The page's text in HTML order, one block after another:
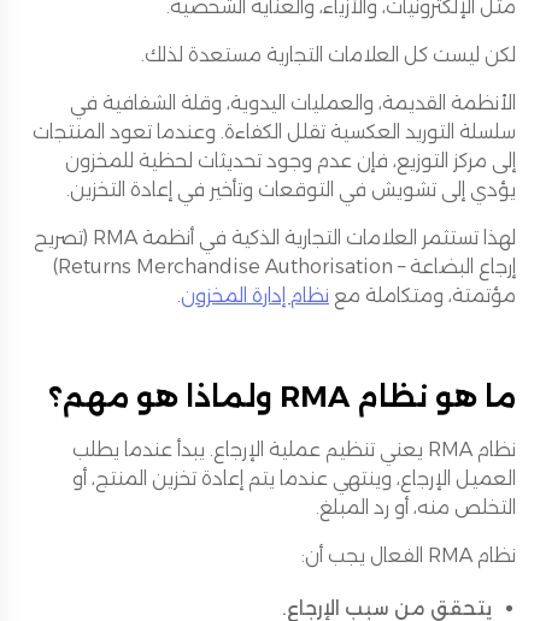
مثل الإلكترونيات، والأزياء، والعناية الشخصية.
لكن ليست كل العلامات التجارية مستعدة لذلك.
الأنظمة القديمة، والعمليات اليدوية، وقلة الشفافية في
سلسلة التوريد العكسية تقلل الكفاءة. وعندما تعود المنتجات
إلى مركز التوزيع، فإن عدم وجود تحديثات لحظية للمخزون
يؤدي إلى تشويش في التوقعات وتأخير في إعادة التخزين.
لهذا تستثمر العلامات التجارية الذكية في أنظمة RMA (تصريح
إرجاع البضاعة – Returns Merchandise Authorisation)
مؤتمتة، ومتكاملة مع نظام إدارة المخزون
ما هو نظام RMA ولماذا هو مهم؟
نظام RMA يعني تنظيم عملية الإرجاع. يبدأ عندما يطلب
العميل الإرجاع، وينتهي عندما يتم إعادة تخزين المنتج، أو
التخلص منه، أو رد المبلغ.
نظام RMA الفعال يجب أن:
يتحقق من سبب الإرجاع.